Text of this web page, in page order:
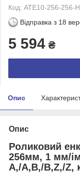
Код: ATE10-256-256-
Відправка з 18
5 594 ₴
Опис
Опис
Роликовий
256мм, 1 мм/
A,/A,B,/B,Z,/Z,